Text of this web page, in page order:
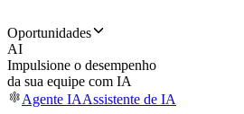
Oportunidades
AI
Impulsione o desempenho
da sua equipe com IA
Agente IAAssistente de IA